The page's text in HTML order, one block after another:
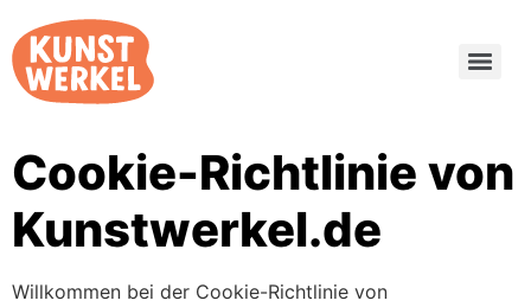
Cookie-Richtlinie von
Kunstwerkel.de
Willkommen bei der Cookie-Richtlinie von